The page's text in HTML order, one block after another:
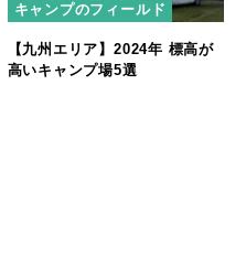
キャンプのフィールド
【九州エリア】2024年 標高が
高いキャンプ場5選